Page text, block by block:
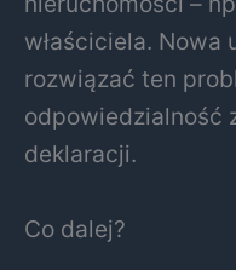
właściciela. Nowa
rozwiązać ten
odpowiedzialność
deklaracji.
Co dalej?